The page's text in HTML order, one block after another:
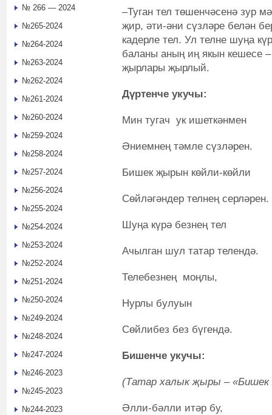
–Туган тел төшенчәсенә зур
җир, әти-әни сүзләре белән
кадерле тел. Ул телне шуңа
баланы аның иң якын кешесе
җырлары җырлый.
Дүртенче укучы:
Мин тугач ук ишеткәнмен
Әниемнең тәмле сүзләрен.
Бишек җырын көйли-көйли
Сөйләгәндер телнең серләрен.
Шуңа күрә безнең тел
Ачылган шул татар телендә.
Телебезнең моңлы,
Нурлы булуын
Сөйлибез без бүгендә.
Бишенче укучы:
(Татар халык җыры –
Әлли-бәлли итәр бу,
№ 266 — 2024
№265-2024
№264-2024
№263-2024
№262-2024
№261-2024
№260-2024
№259-2024
№258-2024
№257-2024
№256-2024
№255-2024
№254-2024
№253-2024
№252-2024
№251-2024
№250-2024
№249-2024
№248-2024
№247-2024
№246-2023
№245-2023
№244-2023